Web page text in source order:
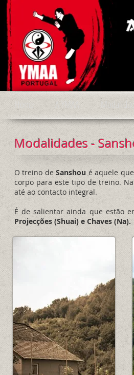
Home A YMAA
Modalidades -
O treino deSanshou é aquele
corpo para este tipo de treino.
até ao contacto integral.
É de salientar ainda que estão
Projecções (Shuai) e Chaves (Na).